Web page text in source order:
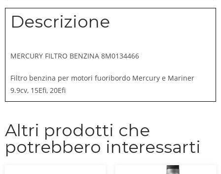
Descrizione
MERCURY FILTRO BENZINA 8M0134466
Filtro benzina per motori fuoribordo Mercury e Mariner
9.9cv, 15Efi, 20Efi
Altri prodotti che
potrebbero interessarti